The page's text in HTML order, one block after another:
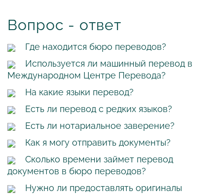
Вопрос - ответ
Где находится бюро переводов?
Используется ли машинный перевод в
Международном Центре Перевода?
На какие языки перевод?
Есть ли перевод с редких языков?
Есть ли нотариальное заверение?
Как я могу отправить документы?
Сколько времени займет перевод
документов в бюро переводов?
Нужно ли предоставлять оригиналы